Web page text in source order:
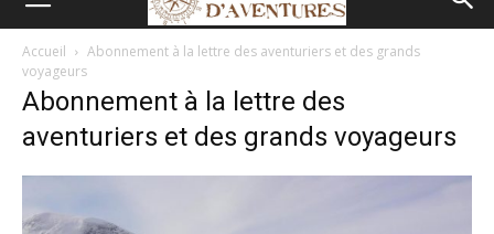
Accueil
Abonnement à la lettre des aventuriers et des grands
voyageurs
Abonnement à la lettre des
aventuriers et des grands voyageurs